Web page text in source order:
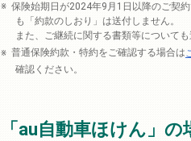
保険始期日が2024年9月1日以降のご契
も「約款のしおり」は送付しません。
また、ご継続に関する書類等について
普通保険約款・特約をご確認する場合は
確認ください。
「au自動車ほけん」の